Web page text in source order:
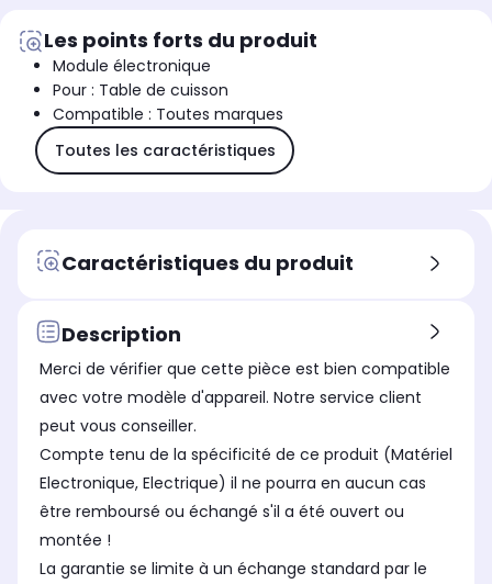
Les points forts du produit
Module électronique
Pour : Table de cuisson
Compatible : Toutes marques
Toutes les caractéristiques
Caractéristiques du produit
Description
Merci de vérifier que cette pièce est bien compatible
avec votre modèle d'appareil. Notre service client
peut vous conseiller.
Compte tenu de la spécificité de ce produit (Matériel
Electronique, Electrique) il ne pourra en aucun cas
être remboursé ou échangé s'il a été ouvert ou
montée !
La garantie se limite à un échange standard par le